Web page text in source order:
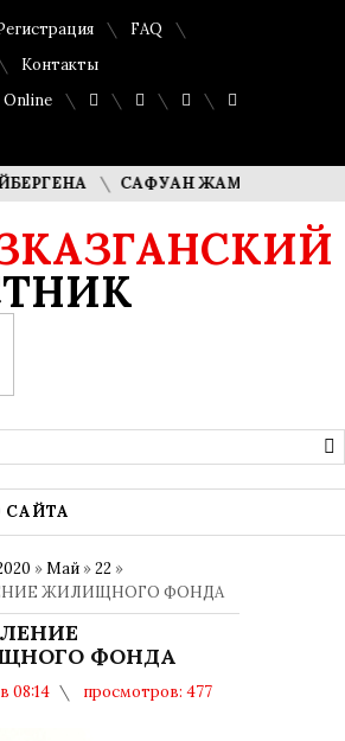
FAQ
Контакты
САФУАН ЖАМПЕИСОВ: «МЫ
»Май »22 »
ЖИЛИЩНОГО ФОНДА
ФОНДА
08:14
просмотров: 477